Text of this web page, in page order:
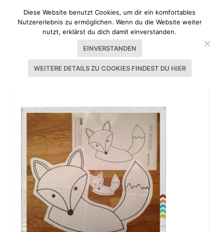
BETHIOUA FUCHS
Diese Website benutzt Cookies, um dir ein komfortables
Nutzererlebnis zu ermöglichen. Wenn du die Website weiter
nutzt, erklärst du dich damit einverstanden.
EINVERSTANDEN
WEITERE DETAILS ZU COOKIES FINDEST DU HIER